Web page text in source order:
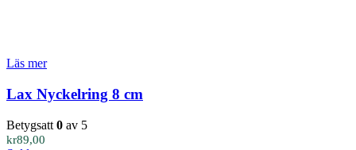
Läs mer
Lax Nyckelring 8 cm
Betygsatt 0 av 5
kr89,00